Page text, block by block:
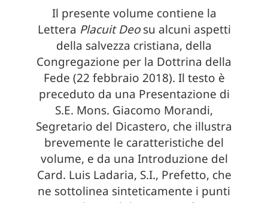
Il presente volume contiene la
Lettera Placuit Deosu alcuni aspetti
della salvezza cristiana, della
Congregazione per la Dottrina della
Fede (22 febbraio 2018). Il testo è
preceduto da una Presentazione di
S.E. Mons. Giacomo Morandi,
Segretario del Dicastero, che illustra
brevemente le caratteristiche del
volume, e da una Introduzione del
Card. Luis Ladaria, S.I., Prefetto, che
ne sottolinea sinteticamente i punti